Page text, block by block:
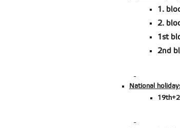
1.
2.
1st
2nd
National